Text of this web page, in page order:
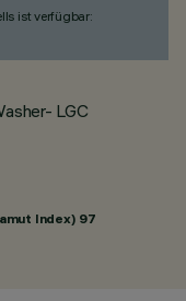
ist verfügbar:
LGC
Index) 97